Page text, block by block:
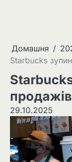
Домашня
Starbucks
продажів
29.10.2025